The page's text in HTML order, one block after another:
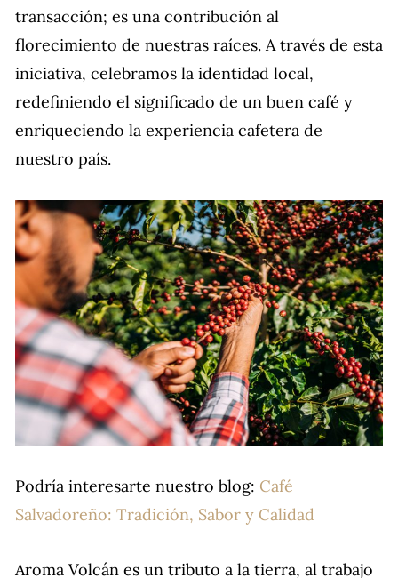
transacción; es una contribución al
florecimiento de nuestras raíces. A través de esta
iniciativa, celebramos la identidad local,
redefiniendo el significado de un buen café y
enriqueciendo la experiencia cafetera de
nuestro país.
Podría interesarte nuestro blog: Café
Salvadoreño: Tradición, Sabor y Calidad
Aroma Volcán es un tributo a la tierra, al trabajo